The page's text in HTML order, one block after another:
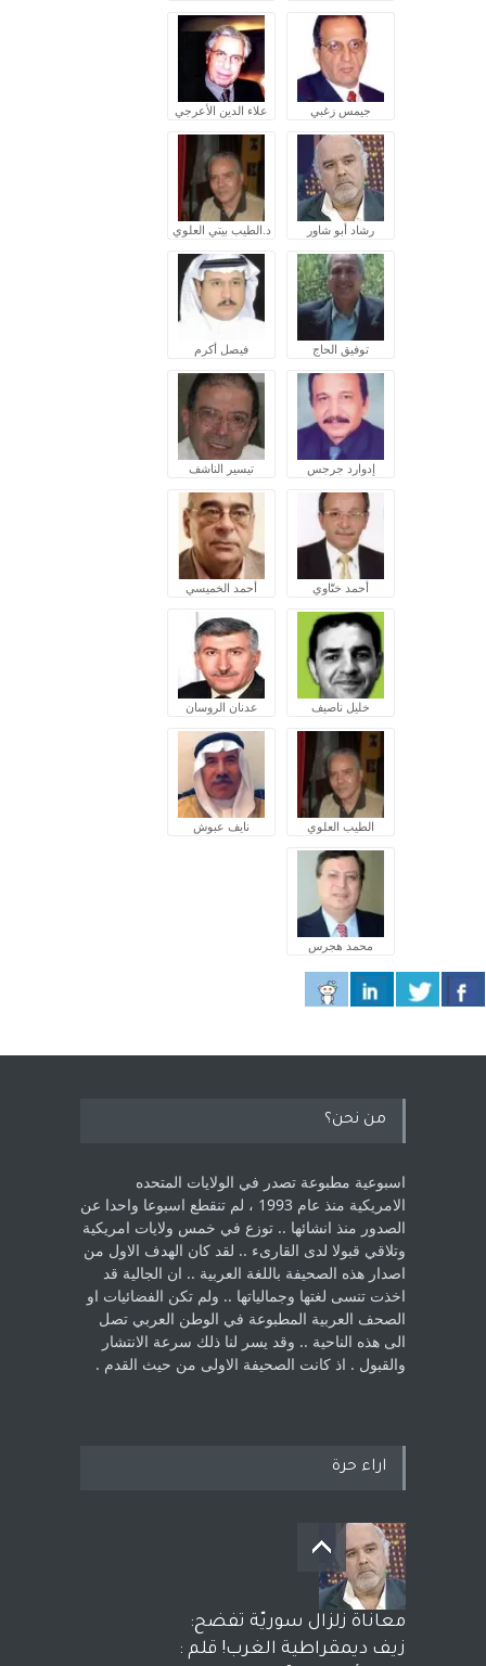
جيمس زغبي علاء الدين الأعرجي
رشاد أبو شاور د.الطيب بيتي العلوي
توفيق الحاج فيصل أكرم
إدوارد جرجس تيسير الناشف
أحمد ختّاوي أحمد الخميسي
خليل ناصيف عدنان الروسان
الطيب العلوي نايف عبوش
محمد هجرس
من نحن؟
اسبوعية مطبوعة تصدر في الولايات المتحده
الامريكية منذ عام 1993 ، لم ‏تنقطع اسبوعا واحدا عن
الصدور منذ انشائها .. توزع في خمس ولايات امريكية
‏وتلاقي قبولا لدى القارىء ..‏ لقد كان الهدف الاول من
اصدار هذه الصحيفة باللغة العربية .. ان الجالية قد
اخذت ‏تنسى لغتها وجمالياتها .. ولم تكن الفضائيات او
الصحف العربية المطبوعة في الوطن ‏العربي تصل
الى هذه الناحية .. وقد يسر لنا ذلك سرعة الانتشار
والقبول . اذ كانت ‏الصحيفة الاولى من حيث القدم . ‏
اراء حرة
معاناة زلزال سوريّة تفضح:
زيف ديمقراطية الغرب! قلم :